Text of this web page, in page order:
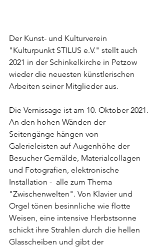
Der Kunst- und Kulturverein
"Kulturpunkt STILUS e.V." stellt auch
2021 in der Schinkelkirche in Petzow
wieder die neuesten künstlerischen
Arbeiten seiner Mitglieder aus.
Die Vernissage ist am 10. Oktober 2021.
An den hohen Wänden der
Seitengänge hängen von
Galerieleisten auf Augenhöhe der
Besucher Gemälde, Materialcollagen
und Fotografien, elektronische
Installation -  alle zum Thema
"Zwischenwelten". Von Klavier und
Orgel tönen besinnliche wie flotte
Weisen, eine intensive Herbstsonne
schickt ihre Strahlen durch die hellen
Glasscheiben und gibt der